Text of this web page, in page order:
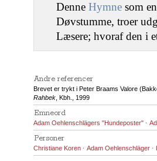
Denne Hymne som
Døvstumme, troer
Læsere; hvoraf den i
Andre referencer
Brevet er trykt i Peter Braams Valore
Rahbek , Kbh., 1999
Emneord
Adam Oehlenschlägers "Hundeposter" ·
Personer
Christiane Koren · Adam Oehlenschläger ·